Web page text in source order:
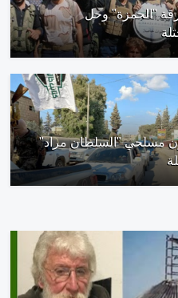
"الحمزة" وحل
مسلحي "السلطان مراد"